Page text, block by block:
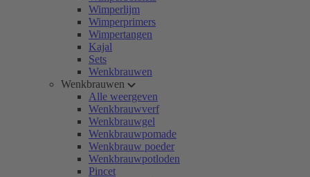
Wimperlijm
Wimperprimers
Wimpertangen
Kajal
Sets
Wenkbrauwen
Wenkbrauwen
Alle weergeven
Wenkbrauwverf
Wenkbrauwgel
Wenkbrauwpomade
Wenkbrauw poeder
Wenkbrauwpotloden
Pincet